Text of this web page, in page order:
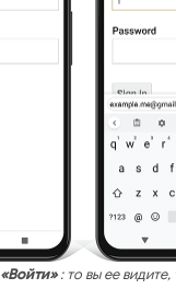
«Войти»: то вы ее видите,